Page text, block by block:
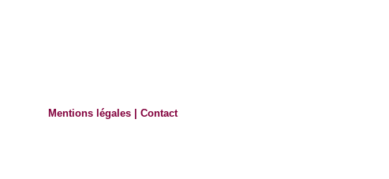
Mentions légales |Contact